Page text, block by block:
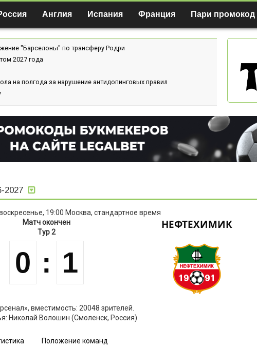
Англия Испания Франция Пари промокод
"Барселоны" по трансферу Родри
2027 года
на полгода за нарушение антидопинговых правил
2027
19:00 Москва, стандартное время
Матч окончен
Тур 2
0 : 1
НЕФТЕХИМИК
вместимость: 20048 зрителей.
Николай Волошин (Смоленск, Россия)
Положение команд